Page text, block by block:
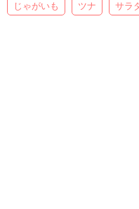
じゃがいも ツナ サラ